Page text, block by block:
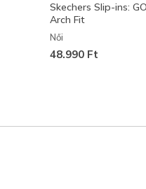
Skechers Slip-ins:
Arch Fit
Női
48.990 Ft